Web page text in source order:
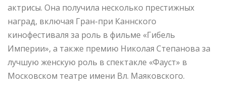
актрисы. Она получила несколько престижных
наград, включая Гран-при Каннского
кинофестиваля за роль в фильме «Гибель
Империи», а также премию Николая Степанова за
лучшую женскую роль в спектакле «Фауст» в
Московском театре имени Вл. Маяковского.